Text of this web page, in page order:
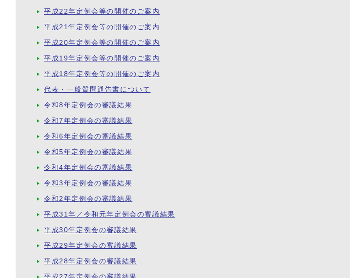
平成22年定例会等の開催のご案内
平成21年定例会等の開催のご案内
平成20年定例会等の開催のご案内
平成19年定例会等の開催のご案内
平成18年定例会等の開催のご案内
代表・一般質問通告書について
令和8年定例会の審議結果
令和7年定例会の審議結果
令和6年定例会の審議結果
令和5年定例会の審議結果
令和4年定例会の審議結果
令和3年定例会の審議結果
令和2年定例会の審議結果
平成31年／令和元年定例会の審議結果
平成30年定例会の審議結果
平成29年定例会の審議結果
平成28年定例会の審議結果